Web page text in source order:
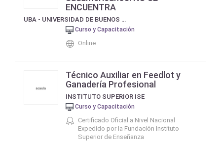
ENCUENTRA
UBA - UNIVERSIDAD DE BUENOS AIRES
Curso y Capacitación
Online
Técnico Auxiliar en Feedlot y
Ganadería Profesional
INSTITUTO SUPERIOR ISE
Curso y Capacitación
Certificado Oficial a Nivel Nacional
Expedido por la Fundación Instituto
Superior de Enseñanza